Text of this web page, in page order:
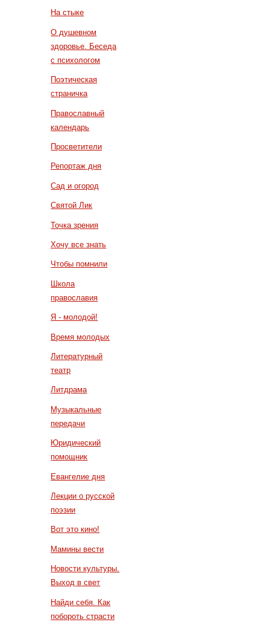
На стыке
О душевном
здоровье. Беседа
с психологом
Поэтическая
страничка
Православный
календарь
Просветители
Репортаж дня
Сад и огород
Святой Лик
Точка зрения
Хочу все знать
Чтобы помнили
Школа
православия
Я - молодой!
Время молодых
Литературный
театр
Литдрама
Музыкальные
передачи
Юридический
помощник
Евангелие дня
Лекции о русской
поэзии
Вот это кино!
Мамины вести
Новости культуры.
Выход в свет
Найди себя. Как
побороть страсти